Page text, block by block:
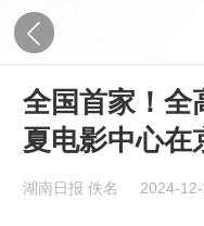
全国首家！
夏电影中心在
湖南日报 佚名 2024-12-